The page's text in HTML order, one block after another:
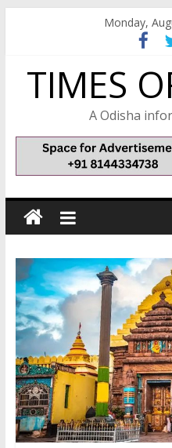
Monday,
TIMES
A Odisha